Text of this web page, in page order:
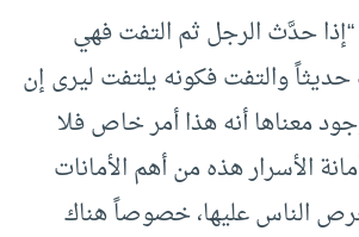
“إذا حدَّث الرجل ثم التفت فهي
حديثاً والتفت فكونه يلتفت ليرى إن
معناها أنه هذا أمر خاص فلا
الأسرار هذه من أهم الأمانات
الناس عليها، خصوصاً هناك